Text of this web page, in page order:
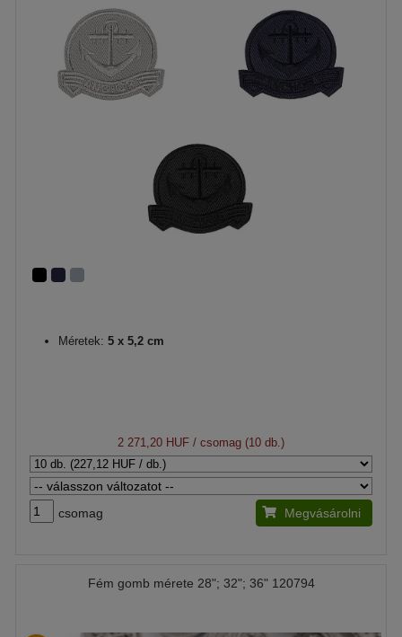
Méretek: 5 x 5,2 cm
2 271,20 HUF / csomag (10 db.)
csomag Megvásárolni
Fém gomb mérete 28"; 32"; 36" 120794